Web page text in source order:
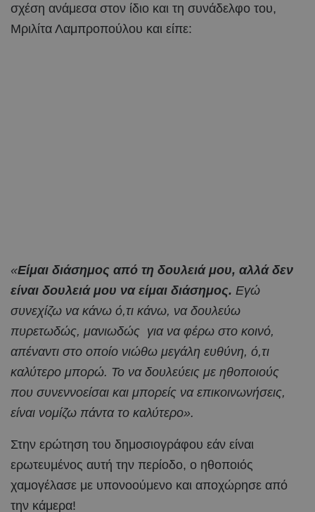
σχέση ανάμεσα στον ίδιο και τη συνάδελφο του,
Μριλίτα Λαμπροπούλου και είπε:
«Είμαι διάσημος από τη δουλειά μου, αλλά δεν
είναι δουλειά μου να είμαι διάσημος. Εγώ
συνεχίζω να κάνω ό,τι κάνω, να δουλεύω
πυρετωδώς, μανιωδώς για να φέρω στο κοινό,
απέναντι στο οποίο νιώθω μεγάλη ευθύνη, ό,τι
καλύτερο μπορώ. Το να δουλεύεις με ηθοποιούς
που συνεννοείσαι και μπορείς να επικοινωνήσεις,
είναι νομίζω πάντα το καλύτερο».
Στην ερώτηση του δημοσιογράφου εάν είναι
ερωτευμένος αυτή την περίοδο, ο ηθοποιός
χαμογέλασε με υπονοούμενο και αποχώρησε από
την κάμερα!